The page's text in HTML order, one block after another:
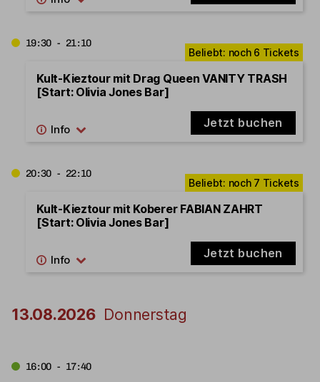
19:30 - 21:10
Kult-Kieztour mit Drag Queen VANITY TRASH
[Start: Olivia Jones Bar]
Jetzt buchen
20:30 - 22:10
Kult-Kieztour mit Koberer FABIAN ZAHRT
[Start: Olivia Jones Bar]
Jetzt buchen
13.08.2026 Donnerstag
16:00 - 17:40